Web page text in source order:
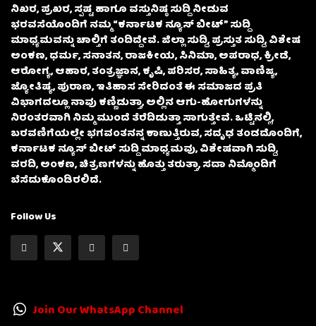
ನಿಖರ, ಪ್ರಖರ, ಸ್ಪಷ್ಟ ಹಾಗೂ ವಸ್ತುನಿಷ್ಠ ಸುದ್ದಿ ನೀಡುವ
ಭರವಸೆಯೊಂದಿಗೆ ನಮ್ಮ “ಕರ್ನಾಟಕ ನ್ಯೂಸ್ ಬೀಟ್” ಸುದ್ದಿ
ಮಾಧ್ಯಮವನ್ನು ಚಾಲ್ತಿಗೆ ತಂದಿದ್ದೇವೆ. ಜಿಲ್ಲಾ ಸುದ್ದಿ, ಪ್ರಸ್ತುತ ಸುದ್ದಿ, ವಿಶೇಷ
ಅಂಕಣ, ಧರ್ಮ, ಸನಾತನ, ರಾಜಕೀಯ, ಸಿನಿಮಾ, ಅಪರಾಧ, ಕ್ರೀಡೆ,
ಆರೋಗ್ಯ, ಆಹಾರ, ತಂತ್ರಜ್ಞಾನ, ಕೃಷಿ, ಪರಿಸರ, ಸಾಹಿತ್ಯ, ವಾಣಿಜ್ಯ,
ಜ್ಯೋತಿಷ್ಯ, ಪುರಾಣ, ಇತಿಹಾಸ ಸೇರಿದಂತೆ ಈ ಸಮಾಜದ ಪ್ರತಿ
ವಿಭಾಗದಲ್ಲೂ ನಾವು ಕಣ್ಣಿಡುತ್ತಾ, ಅಲ್ಲಿನ ಆಗು-ಹೋಗುಗಳನ್ನು
ನಿರಂತರವಾಗಿ ನಿಮ್ಮ ಮುಂದೆ ತೆರೆದಿಡುತ್ತಾ ಸಾಗುತ್ತೇವೆ. ಒಟ್ಟಿನಲ್ಲಿ,
ಬರವಣಿಗೆಯಲ್ಲೇ ಭಗವಂತನನ್ನ ಕಾಣುತ್ತಿರುವ, ಸದೃಢ ತಂಡದೊಂದಿಗೆ,
ಕರ್ನಾಟಕ ನ್ಯೂಸ್ ಬೀಟ್ ಸುದ್ದಿ ಮಾಧ್ಯಮವು, ವಿಶೇಷವಾಗಿ ಸುದ್ದಿ,
ವರದಿ, ಅಂಕಣ, ಚಿತ್ರಣಗಳನ್ನು ಹೊತ್ತು ತರುತ್ತಾ, ಸದಾ ನಿಮ್ಮೊಂದಿಗೆ
ಬೆಸೆದುಕೊಂಡಿರಲಿದೆ.
Follow Us
Join Our WhatsApp Channel